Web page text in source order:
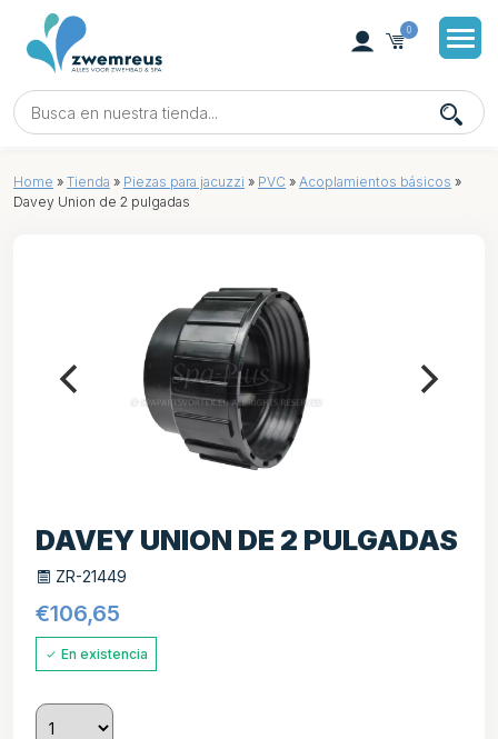
0
Home » Tienda » Piezas para jacuzzi » PVC » Acoplamientos básicos »
Davey Union de 2 pulgadas
DAVEY UNION DE 2 PULGADAS
ZR-21449
€106,65
En existencia